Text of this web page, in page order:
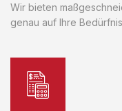
Wir bieten
genau auf Ihre